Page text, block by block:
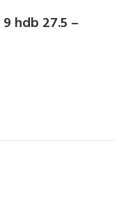
hdb 27.5 –